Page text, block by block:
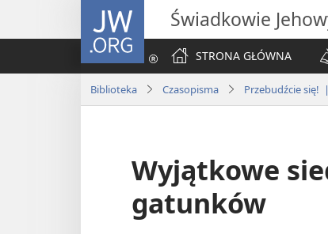
JW.ORG Świadkowie
STRONA GŁÓWNA
Biblioteka Czasopisma Przebudźcie się!
Wyjątkowe
gatunków